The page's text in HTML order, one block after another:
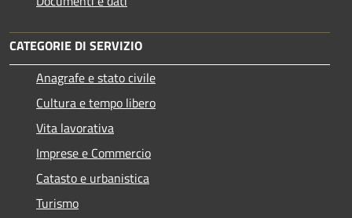
CATEGORIE DI SERVIZIO
Anagrafe e stato civile
Cultura e tempo libero
Vita lavorativa
Imprese e Commercio
Catasto e urbanistica
Turismo